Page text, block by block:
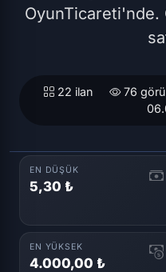
OyunTicareti'nde.
22 ilan 76
EN DÜŞÜK
5,30 ₺
EN YÜKSEK
4.000,00 ₺